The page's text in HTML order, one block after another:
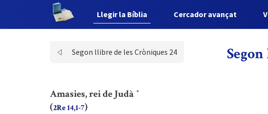
Llegir la Bíblia Cercador avançat
Segon llibre de les Cròniques 24
Amasies, rei de Judà *
(2Re 14,1-7)